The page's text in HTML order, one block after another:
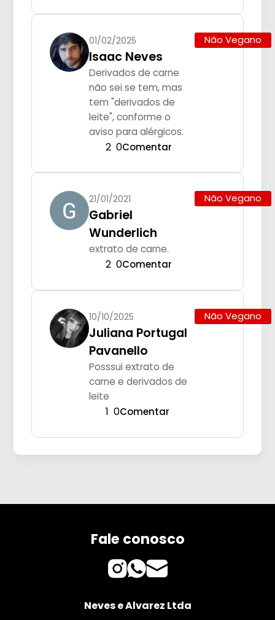
01/02/2025
Isaac Neves
Derivados de carne
não sei se tem, mas
tem "derivados de
leite", conforme o
aviso para alérgicos.
Não Vegano
2 0Comentar
21/01/2021
Gabriel
Wunderlich
extrato de carne.
Não Vegano
2 0Comentar
10/10/2025
Juliana Portugal
Pavanello
Posssui extrato de
carne e derivados de
leite
Não Vegano
1 0Comentar
Fale conosco
Neves e Alvarez Ltda